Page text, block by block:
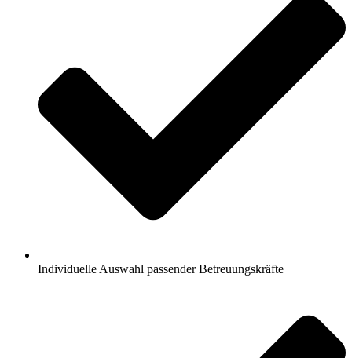
Individuelle Auswahl passender Betreuungskräfte